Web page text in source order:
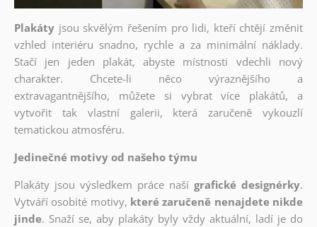
Plakáty jsou skvělým řešením pro lidi, kteří chtějí změnit
vzhled interiéru snadno, rychle a za minimální náklady.
Stačí jen jeden plakát, abyste místnosti vdechli nový
charakter. Chcete-li něco výraznějšího a
extravagantnějšího, můžete si vybrat více plakátů, a
vytvořit tak vlastní galerii, která zaručeně vykouzlí
tematickou atmosféru.
Jedinečné motivy od našeho týmu
Plakáty jsou výsledkem práce naší grafické designérky.
Vytváří osobité motivy, které zaručeně nenajdete nikde
jinde. Snaží se, aby plakáty byly vždy aktuální, ladí je do